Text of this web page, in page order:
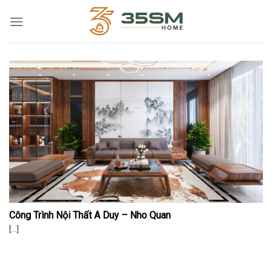
Công Trình Nội Thất A Duy – Nho Quan
[...]